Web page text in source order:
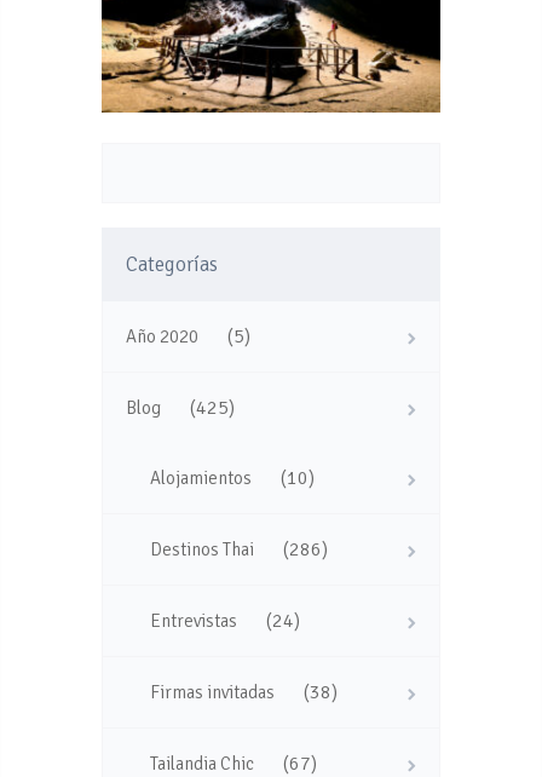
Categorías
Año 2020 (5)
Blog (425)
Alojamientos (10)
Destinos Thai (286)
Entrevistas (24)
Firmas invitadas (38)
Tailandia Chic (67)